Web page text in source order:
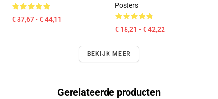
€ 37,67 - € 44,11
Posters
€ 18,21 - € 42,22
BEKIJK MEER
Gerelateerde producten